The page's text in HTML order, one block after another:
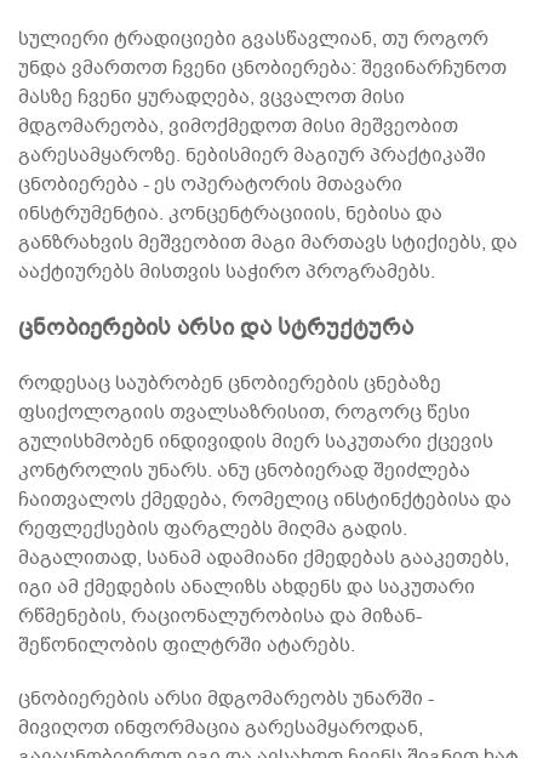
სულიერი ტრადიციები გვასწავლიან, თუ როგორ
უნდა ვმართოთ ჩვენი ცნობიერება: შევინარჩუნოთ
მასზე ჩვენი ყურადღება, ვცვალოთ მისი
მდგომარეობა, ვიმოქმედოთ მისი მეშვეობით
გარესამყაროზე. ნებისმიერ მაგიურ პრაქტიკაში
ცნობიერება - ეს ოპერატორის მთავარი
ინსტრუმენტია. კონცენტრაციიის, ნებისა და
განზრახვის მეშვეობით მაგი მართავს სტიქიებს, და
ააქტიურებს მისთვის საჭირო პროგრამებს.
ცნობიერების არსი და სტრუქტურა
როდესაც საუბრობენ ცნობიერების ცნებაზე
ფსიქოლოგიის თვალსაზრისით, როგორც წესი
გულისხმობენ ინდივიდის მიერ საკუთარი ქცევის
კონტროლის უნარს. ანუ ცნობიერად შეიძლება
ჩაითვალოს ქმედება, რომელიც ინსტინქტებისა და
რეფლექსების ფარგლებს მიღმა გადის.
მაგალითად, სანამ ადამიანი ქმედებას გააკეთებს,
იგი ამ ქმედების ანალიზს ახდენს და საკუთარი
რწმენების, რაციონალურობისა და მიზან-
შეწონილობის ფილტრში ატარებს.
ცნობიერების არსი მდგომარეობს უნარში -
მივიღოთ ინფორმაცია გარესამყაროდან,